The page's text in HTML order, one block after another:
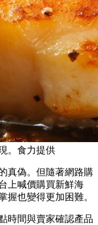
。食力提供
真偽。但隨著網路購
上喊價購買新鮮海
握也變得更加困難。
時間與賣家確認產品